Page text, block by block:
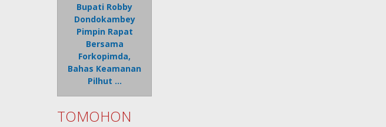
Bupati Robby
Dondokambey
Pimpin Rapat
Bersama
Forkopimda,
Bahas Keamanan
Pilhut …
TOMOHON